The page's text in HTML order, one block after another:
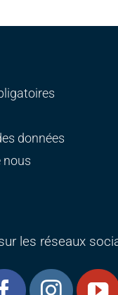
données
nous
les réseaux